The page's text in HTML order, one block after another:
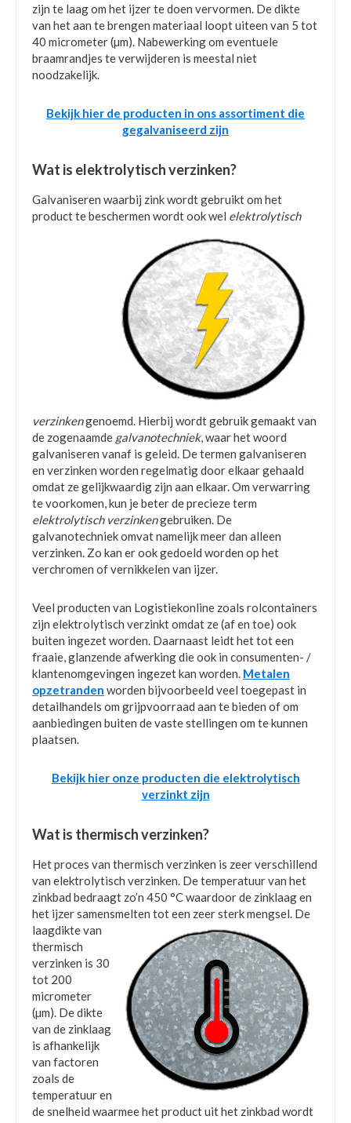
zijn te laag om het ijzer te doen vervormen. De dikte
van het aan te brengen materiaal loopt uiteen van 5 tot
40 micrometer (µm). Nabewerking om eventuele
braamrandjes te verwijderen is meestal niet
noodzakelijk.
Bekijk hier de producten in ons assortiment die
gegalvaniseerd zijn
Wat is elektrolytisch verzinken?
Galvaniseren waarbij zink wordt gebruikt om het
product te beschermen wordt ook wel elektrolytisch
verzinkengenoemd. Hierbij wordt gebruik gemaakt van
de zogenaamde galvanotechniek, waar het woord
galvaniseren vanaf is geleid. De termen galvaniseren
en verzinken worden regelmatig door elkaar gehaald
omdat ze gelijkwaardig zijn aan elkaar. Om verwarring
te voorkomen, kun je beter de precieze term
elektrolytisch verzinkengebruiken. De
galvanotechniek omvat namelijk meer dan alleen
verzinken. Zo kan er ook gedoeld worden op het
verchromen of vernikkelen van ijzer.
Veel producten van Logistiekonline zoals rolcontainers
zijn elektrolytisch verzinkt omdat ze (af en toe) ook
buiten ingezet worden. Daarnaast leidt het tot een
fraaie, glanzende afwerking die ook in consumenten- /
klantenomgevingen ingezet kan worden. Metalen
opzetranden worden bijvoorbeeld veel toegepast in
detailhandels om grijpvoorraad aan te bieden of om
aanbiedingen buiten de vaste stellingen om te kunnen
plaatsen.
Bekijk hier onze producten die elektrolytisch
verzinkt zijn
Wat is thermisch verzinken?
Het proces van thermisch verzinken is zeer verschillend
van elektrolytisch verzinken. De temperatuur van het
zinkbad bedraagt zo’n 450 °C waardoor de zinklaag en
het ijzer samensmelten tot een zeersterk mengsel. De
laagdikte van
thermisch
verzinken is 30
tot 200
micrometer
(µm). De dikte
van de zinklaag
is afhankelijk
van factoren
zoals de
temperatuur en
de snelheid waarmee het product uit het zinkbad wordt